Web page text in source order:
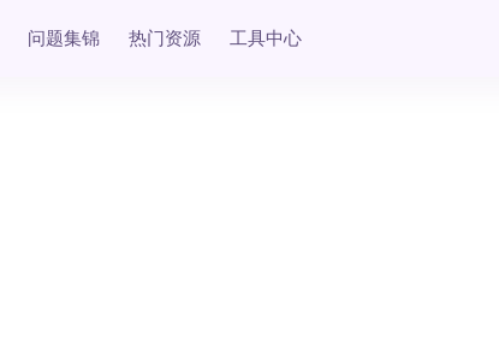
问题集锦 热门资源 工具中心